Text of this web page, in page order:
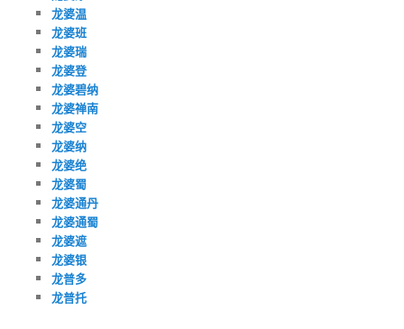
龙婆温
龙婆班
龙婆瑞
龙婆登
龙婆碧纳
龙婆禅南
龙婆空
龙婆纳
龙婆绝
龙婆蜀
龙婆通丹
龙婆通蜀
龙婆遮
龙婆银
龙普多
龙普托